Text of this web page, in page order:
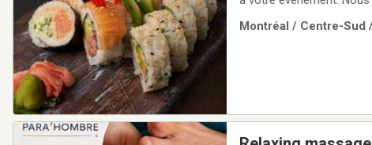
visitez notre site web
Montréal / Centre-Sud